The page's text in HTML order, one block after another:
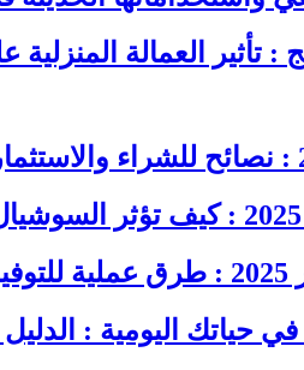
: تأثير العمالة